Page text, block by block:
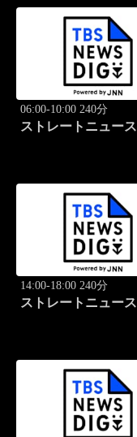
06:00-10:00 240分
ストレートニュース
14:00-18:00 240分
ストレートニュース